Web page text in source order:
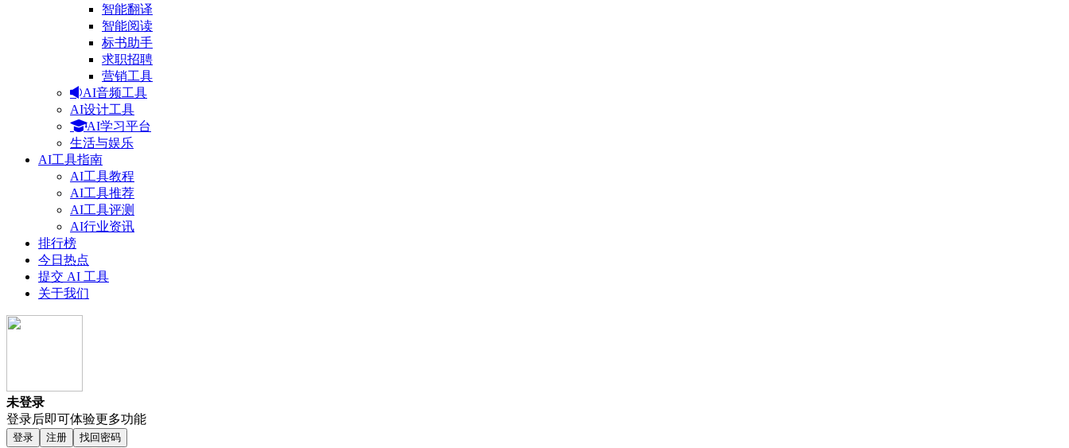
智能翻译
智能阅读
标书助手
求职招聘
营销工具
AI音频工具
AI设计工具
AI学习平台
生活与娱乐
AI工具指南
AI工具教程
AI工具推荐
AI工具评测
AI行业资讯
排行榜
今日热点
提交 AI 工具
关于我们
未登录
登录后即可体验更多功能
登录 注册 找回密码